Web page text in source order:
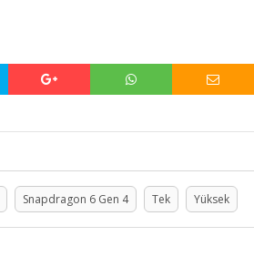
Snapdragon 6 Gen 4 Tek Yüksek